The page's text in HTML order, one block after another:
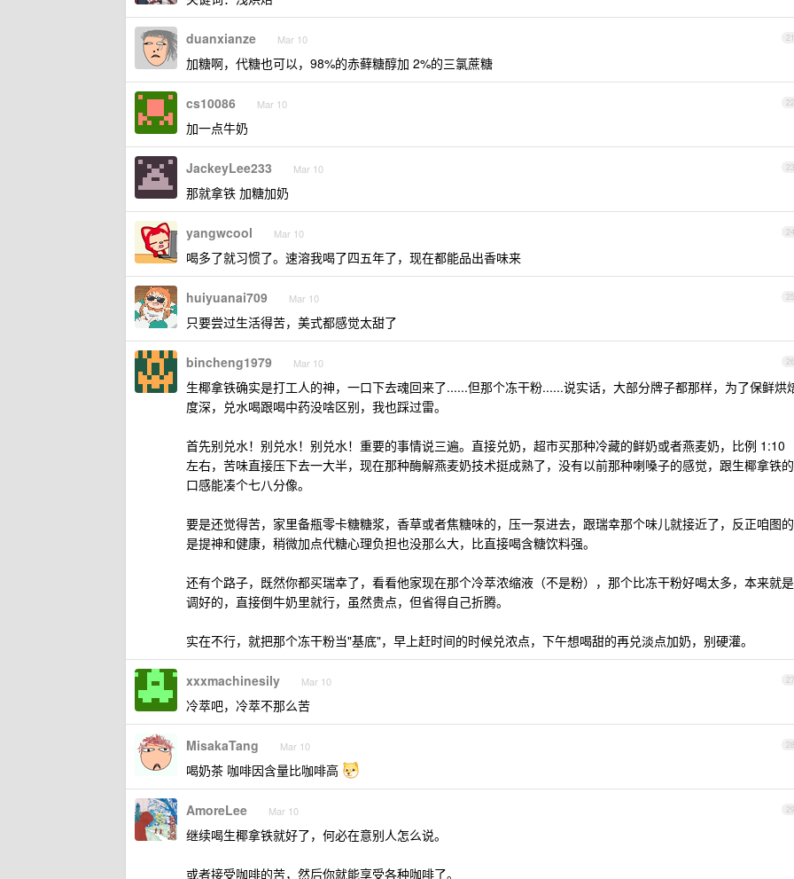
21
duanxianze Mar 10
加糖啊，代糖也可以，98%的赤藓糖醇加 2%的三氯蔗糖
22
cs10086 Mar 10
加一点牛奶
23
JackeyLee233 Mar 10
那就拿铁 加糖加奶
24
yangwcool Mar 10
喝多了就习惯了。速溶我喝了四五年了，现在都能品出香味来
25
huiyuanai709 Mar 10
只要尝过生活得苦，美式都感觉太甜了
26
bincheng1979 Mar 10
生椰拿铁确实是打工人的神，一口下去魂回来了......但那个冻干粉......说实话，大部分牌子都那样，为了保鲜烘
度深，兑水喝跟喝中药没啥区别，我也踩过雷。
首先别兑水！别兑水！别兑水！重要的事情说三遍。直接兑奶，超市买那种冷藏的鲜奶或者燕麦奶，比例 1:10
左右，苦味直接压下去一大半，现在那种酶解燕麦奶技术挺成熟了，没有以前那种喇嗓子的感觉，跟生椰拿铁的
口感能凑个七八分像。
要是还觉得苦，家里备瓶零卡糖糖浆，香草或者焦糖味的，压一泵进去，跟瑞幸那个味儿就接近了，反正咱图的
是提神和健康，稍微加点代糖心理负担也没那么大，比直接喝含糖饮料强。
还有个路子，既然你都买瑞幸了，看看他家现在那个冷萃浓缩液（不是粉），那个比冻干粉好喝太多，本来就是
调好的，直接倒牛奶里就行，虽然贵点，但省得自己折腾。
实在不行，就把那个冻干粉当"基底"，早上赶时间的时候兑浓点，下午想喝甜的再兑淡点加奶，别硬灌。
27
xxxmachinesily Mar 10
冷萃吧，冷萃不那么苦
28
MisakaTang Mar 10
喝奶茶 咖啡因含量比咖啡高
29
AmoreLee Mar 10
继续喝生椰拿铁就好了，何必在意别人怎么说。
或者接受咖啡的苦，然后你就能享受各种咖啡了。